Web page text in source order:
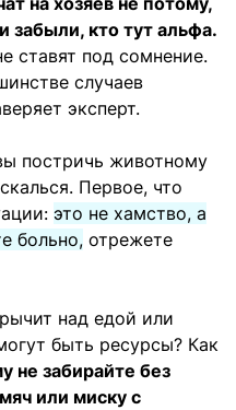
забыли, кто тут альфа.
ставят под сомнение.
случаев
эксперт.
постричь животному
Первое, что
это не хамство, а
больно, отрежете
над едой или
быть ресурсы? Как
не забирайте без
или миску с